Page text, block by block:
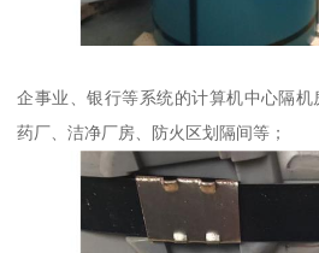
企事业、银行等系统的计算机中心隔
药厂、洁净厂房、防火区划隔间等；